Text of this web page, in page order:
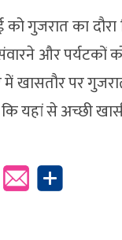
गुजरात का
और पर्यटकों
पर
यहां से अच्छी